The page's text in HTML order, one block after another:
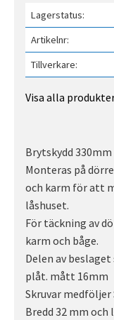
Lagerstatus
Artikelnr
Tillverkare
Visa alla
Brytskydd 330mm
Monteras på
och karm för att
låshuset.
För täckning av
karm och båge.
Delen av
plåt. mått 16mm
Skruvar medföljer
Bredd 32 mm och